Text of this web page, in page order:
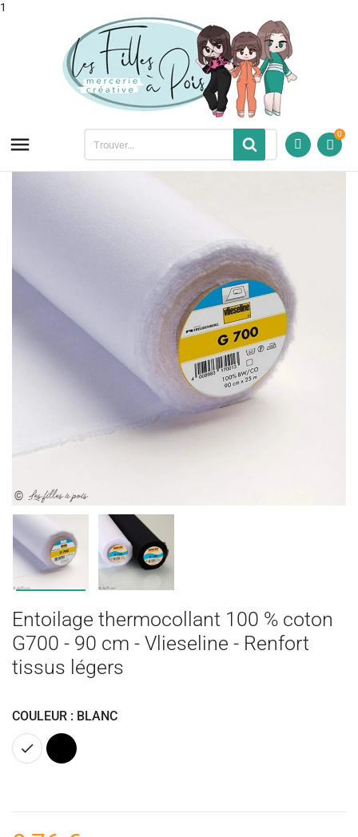
1
 0
Entoilage thermocollant 100 % coton
G700 - 90 cm - Vlieseline - Renfort
tissus légers
COULEUR : BLANC
Blanc Noir